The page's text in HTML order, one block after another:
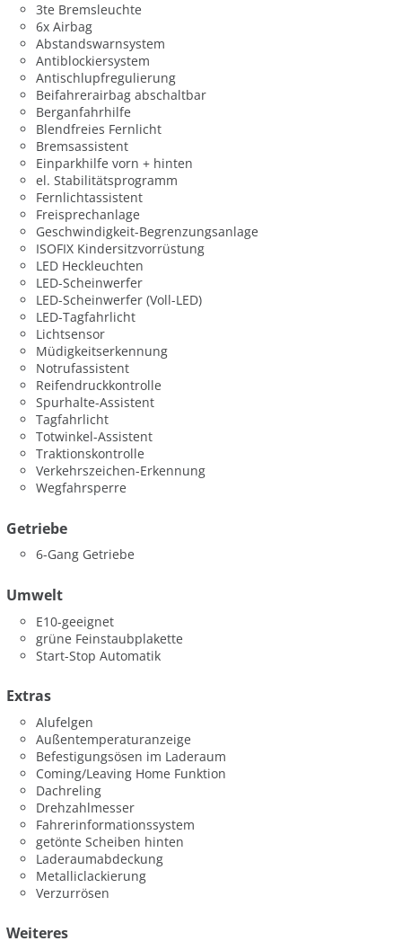
3te Bremsleuchte
6x Airbag
Abstandswarnsystem
Antiblockiersystem
Antischlupfregulierung
Beifahrerairbag abschaltbar
Berganfahrhilfe
Blendfreies Fernlicht
Bremsassistent
Einparkhilfe vorn + hinten
el. Stabilitätsprogramm
Fernlichtassistent
Freisprechanlage
Geschwindigkeit-Begrenzungsanlage
ISOFIX Kindersitzvorrüstung
LED Heckleuchten
LED-Scheinwerfer
LED-Scheinwerfer (Voll-LED)
LED-Tagfahrlicht
Lichtsensor
Müdigkeitserkennung
Notrufassistent
Reifendruckkontrolle
Spurhalte-Assistent
Tagfahrlicht
Totwinkel-Assistent
Traktionskontrolle
Verkehrszeichen-Erkennung
Wegfahrsperre
Getriebe
6-Gang Getriebe
Umwelt
E10-geeignet
grüne Feinstaubplakette
Start-Stop Automatik
Extras
Alufelgen
Außentemperaturanzeige
Befestigungsösen im Laderaum
Coming/Leaving Home Funktion
Dachreling
Drehzahlmesser
Fahrerinformationssystem
getönte Scheiben hinten
Laderaumabdeckung
Metalliclackierung
Verzurrösen
Weiteres